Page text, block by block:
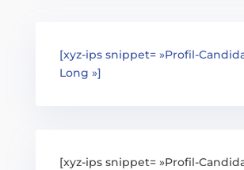
[xyz-ips snippet= »Profil-
Long »]
[xyz-ips snippet= »Profil-